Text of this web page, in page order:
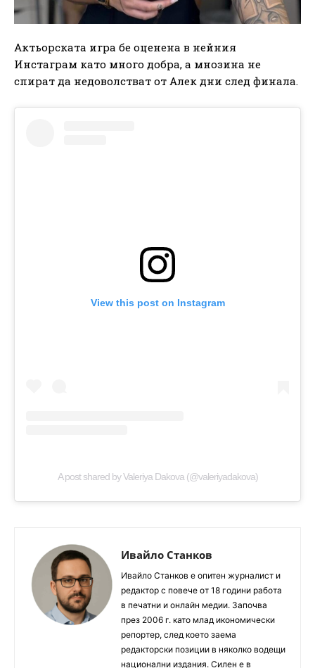
Актьорската игра бе оценена в нейния
Инстаграм като много добра, а мнозина не
спират да недоволстват от Алек дни след финала.
View this post on Instagram
A post shared by Valeriya Dakova (@valeriyadakova)
Ивайло Станков
Ивайло Станков е опитен журналист и
редактор с повече от 18 години работа
в печатни и онлайн медии. Започва
през 2006 г. като млад икономически
репортер, след което заема
редакторски позиции в няколко водещи
национални издания. Силен е в